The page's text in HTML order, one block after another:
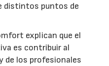
distintos puntos de
explican que el
es contribuir al
de los profesionales